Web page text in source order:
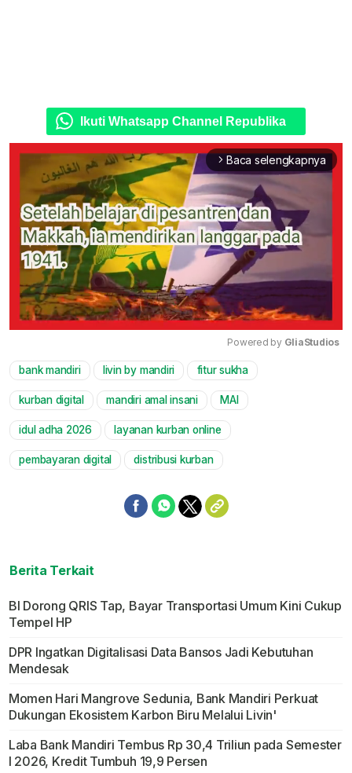
Ikuti Whatsapp Channel Republika
arrow_forward_ios Baca selengkapnya
Powered by GliaStudios
bank mandiri livin by mandiri fitur sukha
kurban digital mandiri amal insani MAI
idul adha 2026 layanan kurban online
pembayaran digital distribusi kurban
Berita Terkait
BI Dorong QRIS Tap, Bayar Transportasi Umum Kini Cukup
Tempel HP
DPR Ingatkan Digitalisasi Data Bansos Jadi Kebutuhan
Mendesak
Momen Hari Mangrove Sedunia, Bank Mandiri Perkuat
Dukungan Ekosistem Karbon Biru Melalui Livin'
Laba Bank Mandiri Tembus Rp 30,4 Triliun pada Semester
I 2026, Kredit Tumbuh 19,9 Persen